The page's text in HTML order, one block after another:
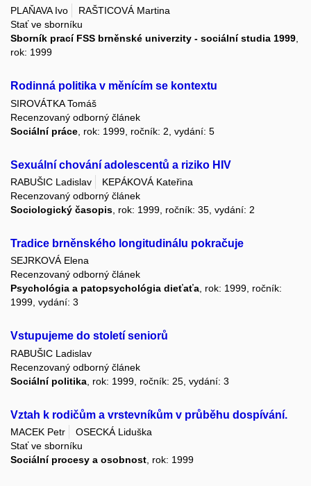
PLAŇAVA Ivo
RAŠTICOVÁ Martina
Stať ve sborníku
Sborník prací FSS brněnské univerzity - sociální studia 1999,
rok: 1999
Rodinná politika v měnícím se kontextu
SIROVÁTKA Tomáš
Recenzovaný odborný článek
Sociální práce , rok: 1999, ročník: 2, vydání: 5
Sexuální chování adolescentů a riziko HIV
RABUŠIC Ladislav
KEPÁKOVÁ Kateřina
Recenzovaný odborný článek
Sociologický časopis , rok: 1999, ročník: 35, vydání: 2
Tradice brněnského longitudinálu pokračuje
SEJRKOVÁ Elena
Recenzovaný odborný článek
Psychológia a patopsychológia dieťaťa, rok: 1999, ročník:
1999, vydání: 3
Vstupujeme do století seniorů
RABUŠIC Ladislav
Recenzovaný odborný článek
Sociální politika , rok: 1999, ročník: 25, vydání: 3
Vztah k rodičům a vrstevníkům v průběhu dospívání.
MACEK Petr
OSECKÁ Liduška
Stať ve sborníku
Sociální procesy a osobnost , rok: 1999